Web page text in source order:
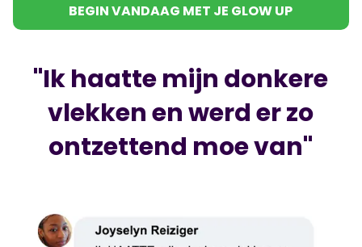
BEGIN VANDAAG MET JE GLOW UP
"Ik haatte mijn donkere
vlekken en werd er zo
ontzettend moe van"